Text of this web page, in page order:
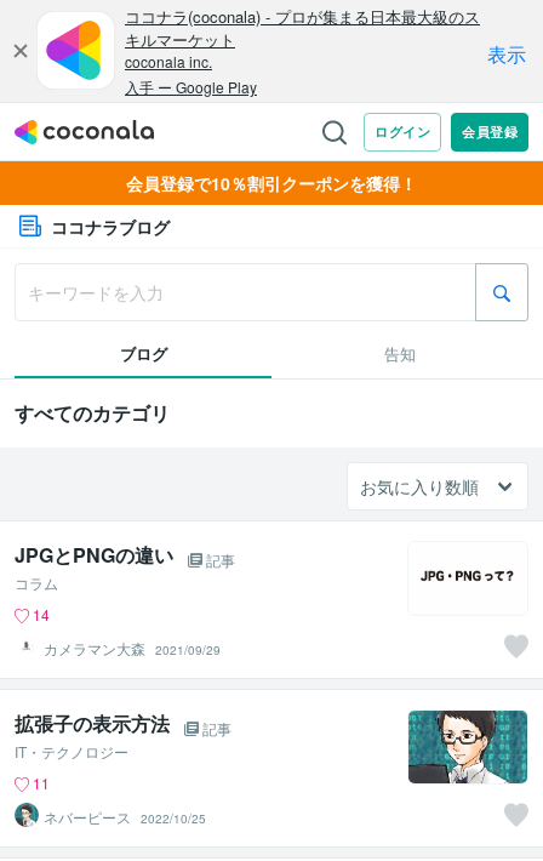
会員登録で10％割引クーポンを獲得！
ココナラブログ
ブログ 告知
すべてのカテゴリ
JPGとPNGの違い
記事
コラム
14
カメラマン大森
2021/09/29
拡張子の表示方法
記事
IT・テクノロジー
11
ネバーピース
2022/10/25